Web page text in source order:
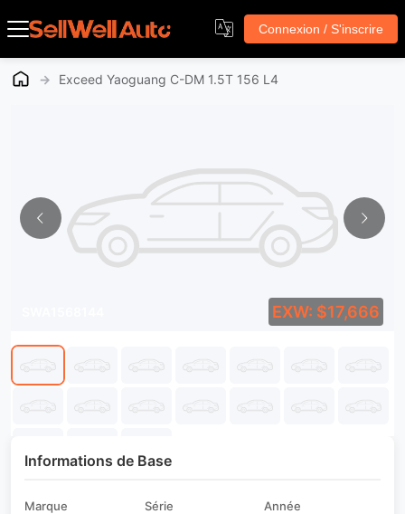
Connexion / S'inscrire
→ Exceed Yaoguang C-DM 1.5T 156 L4
EXW: $17,666
Informations de Base
Marque
Série
Année